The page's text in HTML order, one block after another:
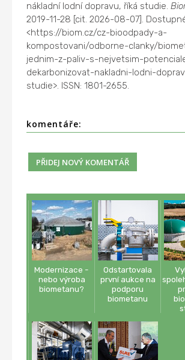
nákladní lodní dopravu, říká studie.
2019-11-28 [cit. 2026-08-07]. Dostupné
<https://biom.cz/cz-bioodpady-a-
kompostovani/odborne-clanky/
jednim-z-paliv-s-nejvetsim-
dekarbonizovat-nakladni-lodni-
studie>. ISSN: 1801-2655.
komentáře:
Modernizace -
nebo výroba
biometanu?
Odstartovala
první aukce na
podporu
biometanu